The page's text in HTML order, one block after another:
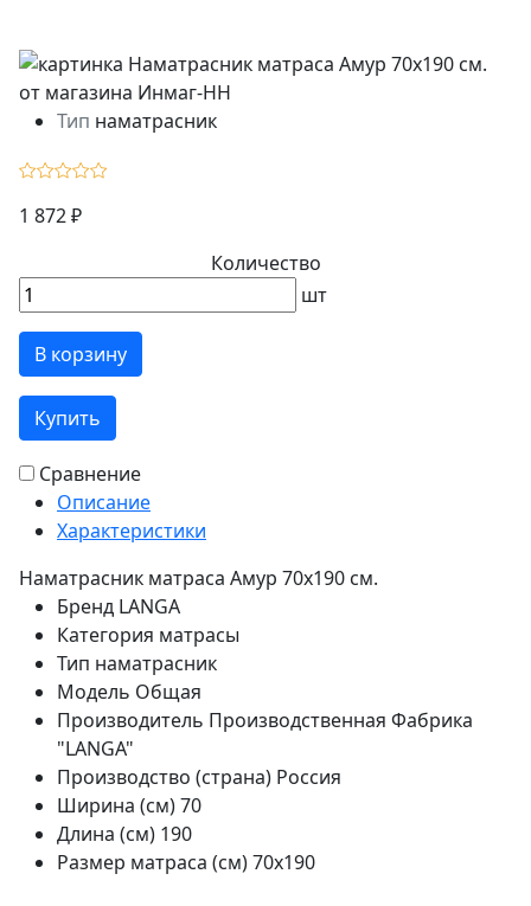
Тип наматрасник
1 872 ₽
Количество
шт
В корзину
Купить
Сравнение
Описание
Характеристики
Наматрасник матраса Амур 70х190 см.
Бренд LANGA
Категория матрасы
Тип наматрасник
Модель Общая
Производитель Производственная Фабрика
"LANGA"
Производство (страна) Россия
Ширина (см)70
Длина (см) 190
Размер матраса (см)70х190